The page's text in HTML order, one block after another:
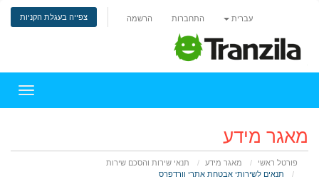
עברית התחברות הרשמה צפייה בעגלת הקניות
מאגר מידע
פורטל ראשי מאגר מידע
תנאי שירות והסכם שירות
תנאים לשירותי אבטחת אתרי וורדפרס